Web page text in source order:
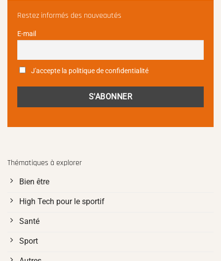
Restez informés des nouveautés
E-mail
J'accepte la politique de confidentialité
Thématiques à explorer
Bien être
High Tech pour le sportif
Santé
Sport